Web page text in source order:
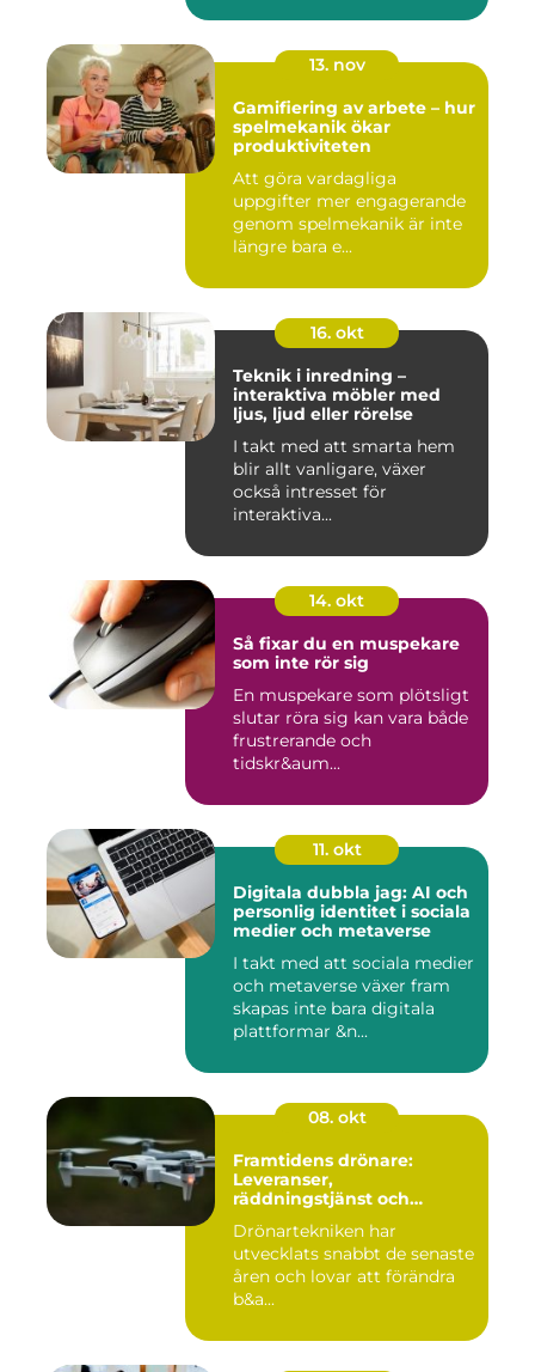
13. nov
Gamifiering av arbete – hur
spelmekanik ökar
produktiviteten
Att göra vardagliga
uppgifter mer engagerande
genom spelmekanik är inte
längre bara e...
16. okt
Teknik i inredning –
interaktiva möbler med
ljus, ljud eller rörelse
I takt med att smarta hem
blir allt vanligare, växer
också intresset för
interaktiva...
14. okt
Så fixar du en muspekare
som inte rör sig
En muspekare som plötsligt
slutar röra sig kan vara både
frustrerande och
tidskr&aum...
11. okt
Digitala dubbla jag: AI och
personlig identitet i sociala
medier och metaverse
I takt med att sociala medier
och metaverse växer fram
skapas inte bara digitala
plattformar &n...
08. okt
Framtidens drönare:
Leveranser,
räddningstjänst och
övervakningssystem
Drönartekniken har
utvecklats snabbt de senaste
åren och lovar att förändra
b&a...